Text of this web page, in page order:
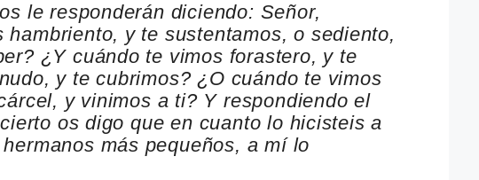
le responderán diciendo: Señor,
hambriento, y te sustentamos, o sediento,
¿Y cuándo te vimos forastero, y te
y te cubrimos? ¿O cuándo te vimos
y vinimos a ti? Y respondiendo el
os digo que en cuanto lo hicisteis a
más pequeños, a mí lo